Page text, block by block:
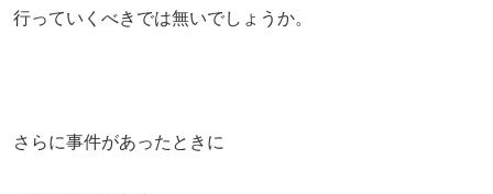
行っていくべきでは無いでしょうか。
さらに事件があったときに